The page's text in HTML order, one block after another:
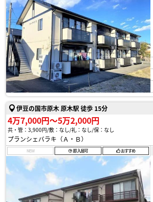
伊豆の国市原木 原木駅 徒歩 15分
4万7,000円〜5万2,000円
共・管：3,900円 敷：なし 礼：なし 保：なし
プランシェバラキ（Ａ・Ｂ）
NEW 即入居可 おすすめ